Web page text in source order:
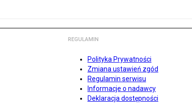
REGULAMIN
Polityka Prywatności
Zmiana ustawień zgód
Regulamin serwisu
Informacje o nadawcy
Deklaracja dostępności